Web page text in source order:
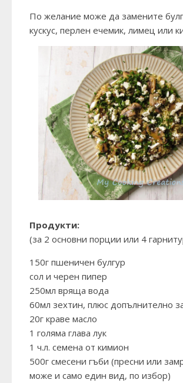
По желание може да замените
кускус, перлен ечемик, лимец или
Продукти:
(за 2 основни порции или 4
150г пшеничен булгур
сол и черен пипер
250мл вряща вода
60мл зехтин, плюс допълнително
20г краве масло
1 голяма глава лук
1 ч.л. семена от кимион
500г смесени гъби (пресни или
може и само един вид, по избор)